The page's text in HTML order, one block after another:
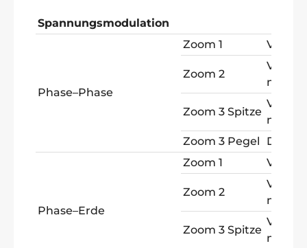
Spannungsmodulation
Phase–Phase
Zoom 1 V
Zoom 2
V
max
Zoom 3 Spitze
V
max
Zoom 3 Pegel
Delta V
Phase–Erde
Zoom 1 V
Zoom 2
V
max
Zoom 3 Spitze
V
max